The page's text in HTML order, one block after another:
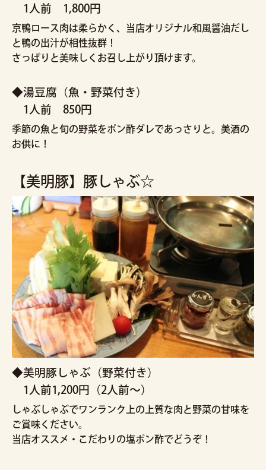
1人前 1,800円
京鴨ロース肉は柔らかく、当店オリジナル和風醤油だし
と鴨の出汁が相性抜群！
さっぱりと美味しくお召し上がり頂けます。
◆湯豆腐（魚・野菜付き）
1人前 850円
季節の魚と旬の野菜をポン酢ダレであっさりと。美酒の
お供に！
【美明豚】豚しゃぶ☆
◆美明豚しゃぶ（野菜付き）
1人前1,200円（2人前～）
しゃぶしゃぶでワンランク上の上質な肉と野菜の甘味を
ご賞味ください。
当店オススメ・こだわりの塩ポン酢でどうぞ！